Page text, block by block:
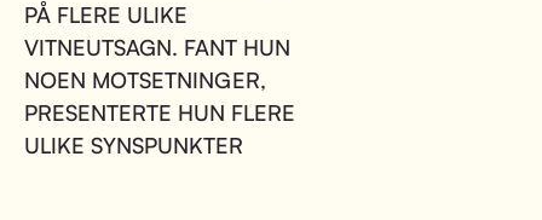
PÅ FLERE ULIKE
VITNEUTSAGN. FANT HUN
NOEN MOTSETNINGER,
PRESENTERTE HUN FLERE
ULIKE SYNSPUNKTER